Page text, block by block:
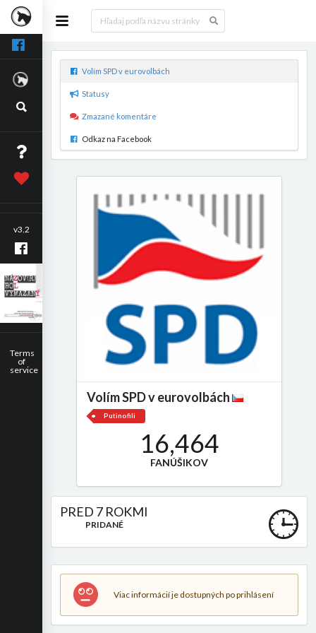
v3.2
Terms
of
service
Volím SPD v eurovolbách
Statusy
Zmazané komentáre
Odkaz na Facebook
Volím SPD v eurovolbách
Putinofili
16,464
FANÚŠIKOV
PRED 7 ROKMI
PRIDANÉ
Viac informácií je dostupných po prihlásení